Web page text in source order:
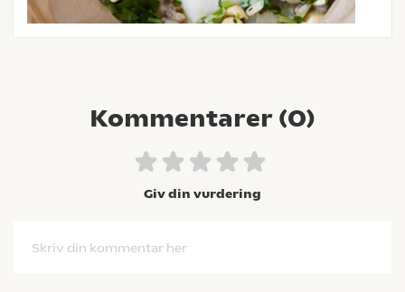
Kommentarer (0)
Giv din vurdering
Skriv din kommentar her